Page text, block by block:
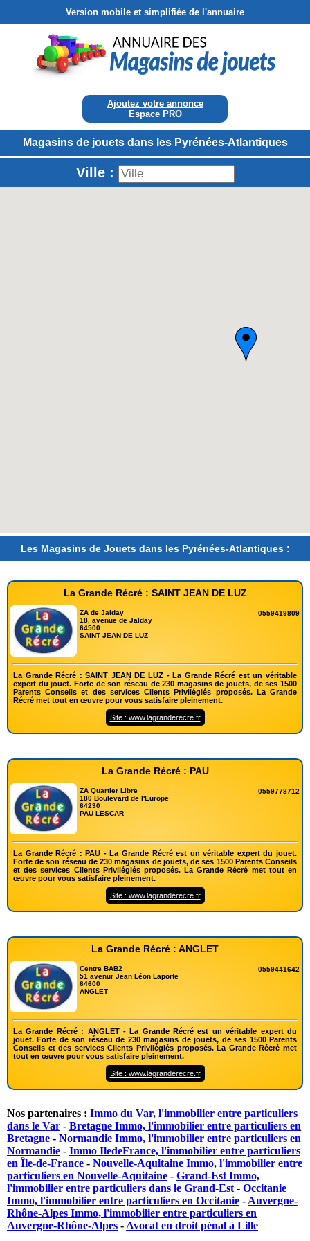
Version mobile et simplifiée de l'annuaire
Ajoutez votre annonce
Espace PRO
Magasins de jouets dans les Pyrénées-Atlantiques
Ville :
Les Magasins de Jouets dans les Pyrénées-Atlantiques :
La Grande Récré : SAINT JEAN DE LUZ
ZA de Jalday
18, avenue de Jalday
64500
SAINT JEAN DE LUZ
0559419809
La Grande Récré : SAINT JEAN DE LUZ - La Grande Récré est un véritable
expert du jouet. Forte de son réseau de 230 magasins de jouets, de ses 1500
Parents Conseils et des services Clients Privilégiés proposés. La Grande
Récré met tout en œuvre pour vous satisfaire pleinement.
Site : www.lagranderecre.fr
La Grande Récré : PAU
ZA Quartier Libre
180 Boulevard de l'Europe
64230
PAU LESCAR
0559778712
La Grande Récré : PAU - La Grande Récré est un véritable expert du jouet.
Forte de son réseau de 230 magasins de jouets, de ses 1500 Parents Conseils
et des services Clients Privilégiés proposés. La Grande Récré met tout en
œuvre pour vous satisfaire pleinement.
Site : www.lagranderecre.fr
La Grande Récré : ANGLET
Centre BAB2
51 avenur Jean Léon Laporte
64600
ANGLET
0559441642
La Grande Récré : ANGLET - La Grande Récré est un véritable expert du
jouet. Forte de son réseau de 230 magasins de jouets, de ses 1500 Parents
Conseils et des services Clients Privilégiés proposés. La Grande Récré met
tout en œuvre pour vous satisfaire pleinement.
Site : www.lagranderecre.fr
Nos partenaires : Immo du Var, l'immobilier entre particuliers
dans le Var - Bretagne Immo, l'immobilier entre particuliers en
Bretagne - Normandie Immo, l'immobilier entre particuliers en
Normandie - Immo IledeFrance, l'immobilier entre particuliers
en Île-de-France - Nouvelle-Aquitaine Immo, l'immobilier entre
particuliers en Nouvelle-Aquitaine - Grand-Est Immo,
l'immobilier entre particuliers dans le Grand-Est - Occitanie
Immo, l'immobilier entre particuliers en Occitanie - Auvergne-
Rhône-Alpes Immo, l'immobilier entre particuliers en
Auvergne-Rhône-Alpes - Avocat en droit pénal à Lille